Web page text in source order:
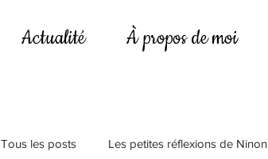
Actualité À propos de moi
Tous les posts Les petites réflexions de Ninon